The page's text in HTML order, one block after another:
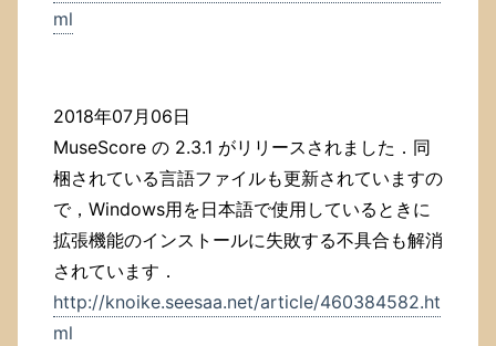
ml
2018年07月06日
MuseScore の 2.3.1 がリリースされました．同
梱されている言語ファイルも更新されていますの
で，Windows用を日本語で使用しているときに
拡張機能のインストールに失敗する不具合も解消
されています．
http://knoike.seesaa.net/article/460384582.ht
ml